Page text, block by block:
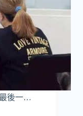
最後一…